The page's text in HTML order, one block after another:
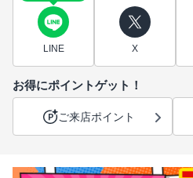
LINE X
お得にポイントゲット！
ご来店ポイント